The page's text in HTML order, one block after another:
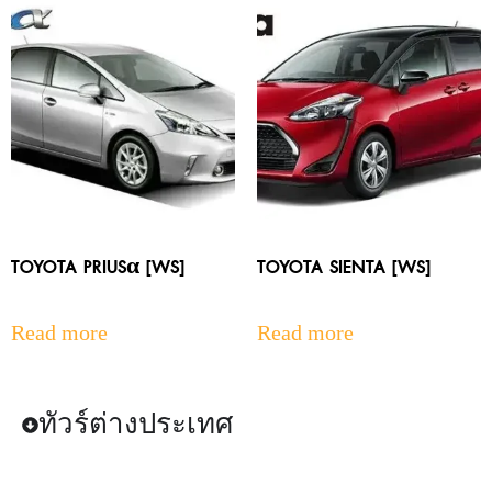
ทัวร์แนะนำ
สัมผัสประสบการณ์ท่องเที่ยวหลากหลายประเทศ ด้วยโปรแกรมทัวร์
คุณภาพจาก SBA Travel
TOYOTA PRIUSα [WS]
Read more
TOYOTA SIENTA [WS]
Read more
ทัวร์ต่างประเทศ